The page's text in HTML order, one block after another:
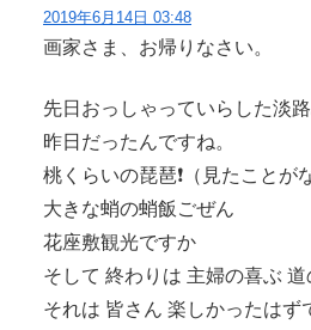
2019年6月14日 03:48
画家さま、お帰りなさい。
先日おっしゃっていらした淡
昨日だったんですね。
桃くらいの琵琶❗️（見たことが
大きな蛸の蛸飯ごぜん
花座敷観光ですか
そして 終わりは 主婦の喜ぶ
それは 皆さん 楽しかったはず